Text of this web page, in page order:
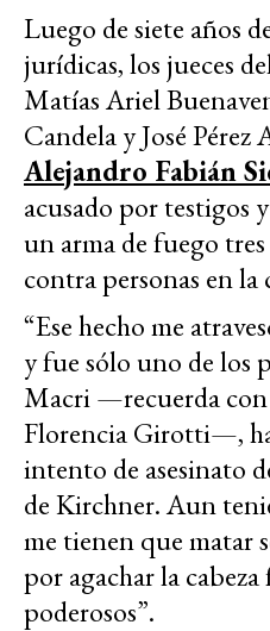
Luego de siete años
jurídicas, los jueces
Matías Ariel
Candela y José Pérez
Alejandro Fabián
acusado por testigos
un arma de fuego
contra personas en la
“Ese hecho me
y fue sólo uno de los
Macri —recuerda
Florencia Girotti—,
intento de asesinato
de Kirchner. Aun
me tienen que matar
por agachar la
poderosos”.